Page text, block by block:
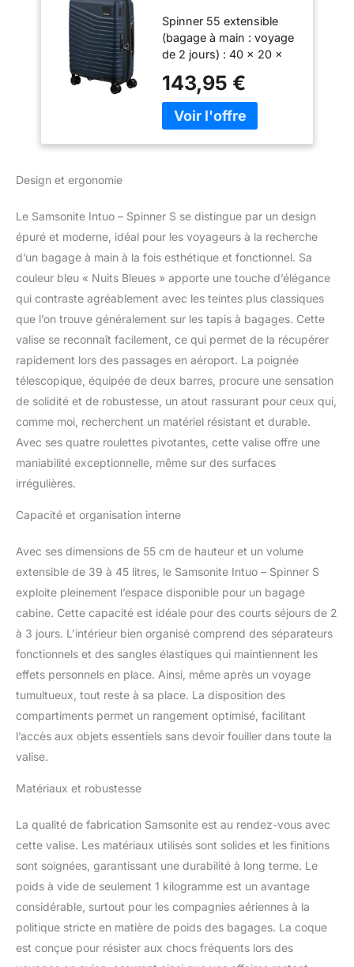
55 cm, 39/45 L,
Bleu (Nuits Bleues)
Spinner 55 extensible
(bagage à main : voyage
de 2 jours) : 40 x 20 x
Verrou TSA008 à 3
chiffres intégré pour une
sécurité maximale
qui garantissent que vos
affaires ne glissent pas
Les roues doubles faciles
transport facile + Toutes
les tailles ont une
fonction d'extension
L'Intuo est fabriqué en
polypropylène léger et
résistant aux rayures +
intérieur en partie
fabriqué à partir de
matériaux recyclés
143,95 €
Design et ergonomie
Le Samsonite Intuo – Spinner S se distingue par un design
épuré et moderne, idéal pour les voyageurs à la recherche
d’un bagage à main à la fois esthétique et fonctionnel. Sa
couleur bleu « Nuits Bleues » apporte une touche d’élégance
qui contraste agréablement avec les teintes plus classiques
que l’on trouve généralement sur les tapis à bagages. Cette
valise se reconnaît facilement, ce qui permet de la récupérer
rapidement lors des passages en aéroport. La poignée
télescopique, équipée de deux barres, procure une sensation
de solidité et de robustesse, un atout rassurant pour ceux qui,
comme moi, recherchent un matériel résistant et durable.
Avec ses quatre roulettes pivotantes, cette valise offre une
maniabilité exceptionnelle, même sur des surfaces
irrégulières.
Capacité et organisation interne
Avec ses dimensions de 55 cm de hauteur et un volume
extensible de 39 à 45 litres, le Samsonite Intuo – Spinner S
exploite pleinement l’espace disponible pour un bagage
cabine. Cette capacité est idéale pour des courts séjours de 2
à 3 jours. L’intérieur bien organisé comprend des séparateurs
fonctionnels et des sangles élastiques qui maintiennent les
effets personnels en place. Ainsi, même après un voyage
tumultueux, tout reste à sa place. La disposition des
compartiments permet un rangement optimisé, facilitant
l’accès aux objets essentiels sans devoir fouiller dans toute la
valise.
Matériaux et robustesse
La qualité de fabrication Samsonite est au rendez-vous avec
cette valise. Les matériaux utilisés sont solides et les finitions
sont soignées, garantissant une durabilité à long terme. Le
poids à vide de seulement 1 kilogramme est un avantage
considérable, surtout pour les compagnies aériennes à la
politique stricte en matière de poids des bagages. La coque
est conçue pour résister aux chocs fréquents lors des